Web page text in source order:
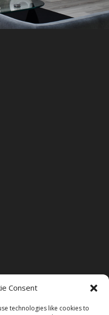
Consent
technologies like cookies to